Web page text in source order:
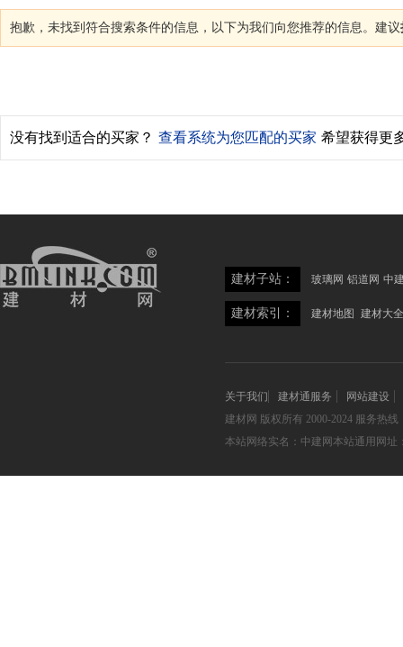
抱歉，未找到符合搜索条件的信息，以下为我们向您推荐的信息。建议
没有找到适合的买家？ 查看系统为您匹配的买家 希望获得更
建材子站： 玻璃网 铝道网 中
建材索引： 建材地图 建材大全
关于我们 建材通服务
网站建设
建材网 版权所有 2000-2024 服务热线
本站网络实名：中建网本站通用网址